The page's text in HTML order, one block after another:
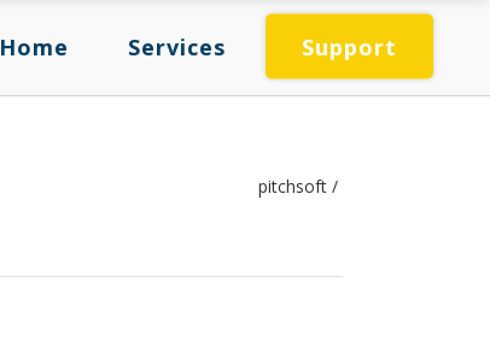
Home Services Support
pitchsoft /